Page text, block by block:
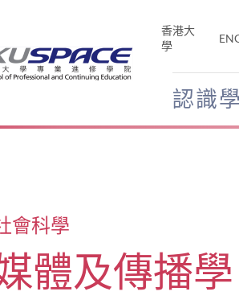
香港大
學
認識
會科學
體及傳播學